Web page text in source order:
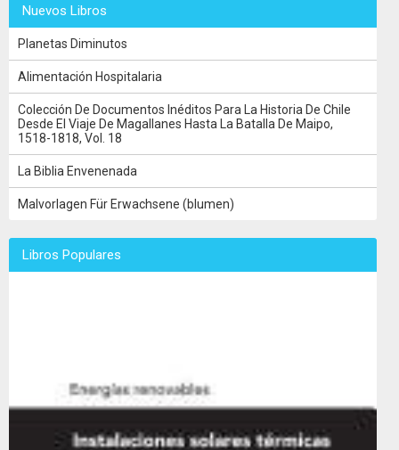
Nuevos Libros
Planetas Diminutos
Alimentación Hospitalaria
Colección De Documentos Inéditos Para La Historia De Chile
Desde El Viaje De Magallanes Hasta La Batalla De Maipo,
1518-1818, Vol. 18
La Biblia Envenenada
Malvorlagen Für Erwachsene (blumen)
Libros Populares